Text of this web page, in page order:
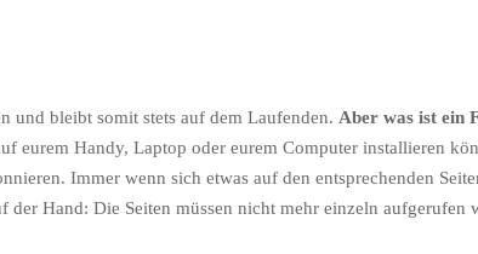
und bleibt somit stets auf dem Laufenden. Aber was ist ein
eurem Handy, Laptop oder eurem Computer installieren
Immer wenn sich etwas auf den entsprechenden
Hand: Die Seiten müssen nicht mehr einzeln aufgerufen